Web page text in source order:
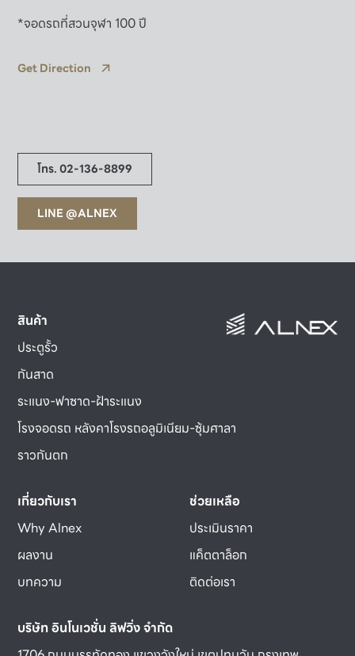
*จอดรถที่สวนจุฬา 100 ปี
Get Direction
โทร. 02-136-8899
LINE @ALNEX
สินค้า
ประตูรั้ว
กันสาด
ระแนง-ฟาซาด-ฝ้าระแนง
โรงจอดรถ หลังคาโรงรถอลูมิเนียม-ซุ้มศาลา
ราวกันตก
เกี่ยวกับเรา
Why Alnex
ผลงาน
บทความ
ช่วยเหลือ
ประเมินราคา
แค็ตตาล็อก
ติดต่อเรา
บริษัท อินโนเวชั่น ลิฟวิ่ง จำกัด